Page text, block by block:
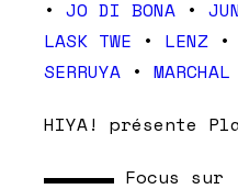
• JO DI BONA •
LASK TWE • LENZ •
SERRUYA •
HIYA! présente
▬▬▬▬ Focus sur